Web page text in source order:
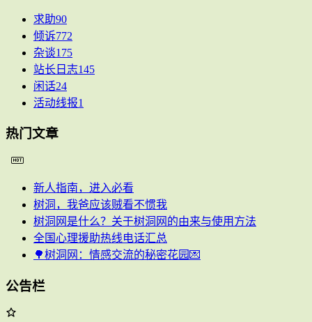
求助90
倾诉772
杂谈175
站长日志145
闲话24
活动线报1
热门文章
新人指南，进入必看
树洞，我爸应该贼看不惯我
树洞网是什么？关于树洞网的由来与使用方法
全国心理援助热线电话汇总
🌳树洞网：情感交流的秘密花园💌
公告栏